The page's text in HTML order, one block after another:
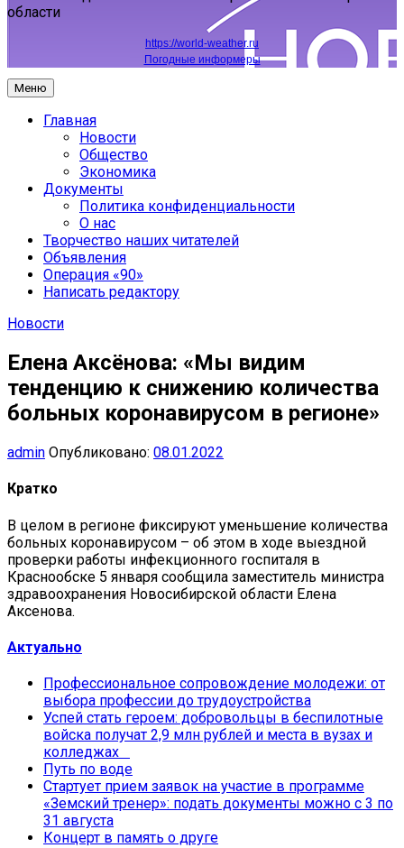
области
https://world-weather.ru
Погодные информеры
Меню
Главная
Новости
Общество
Экономика
Документы
Политика конфиденциальности
О нас
Творчество наших читателей
Объявления
Операция «90»
Написать редактору
Новости
Елена Аксёнова: «Мы видим
тенденцию к снижению количества
больных коронавирусом в регионе»
admin Опубликовано: 08.01.2022
Кратко
В целом в регионе фиксируют уменьшение количества
больных коронавирусом – об этом в ходе выездной
проверки работы инфекционного госпиталя в
Краснообске 5 января сообщила заместитель министра
здравоохранения Новосибирской области Елена
Аксенова.
Актуально
Профессиональное сопровождение молодежи: от
выбора профессии до трудоустройства
Успей стать героем: добровольцы в беспилотные
войска получат 2,9 млн рублей и места в вузах и
колледжах
Путь по воде
Стартует прием заявок на участие в программе
«Земский тренер»: подать документы можно с 3 по
31 августа
Концерт в память о друге